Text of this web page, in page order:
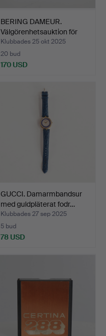
BERING DAMEUR.
Välgörenhetsauktion för
Kæk…
Klubbades 25 okt 2025
20 bud
170 USD
GUCCI. Damarmbandsur
med guldpläterat fodr…
Klubbades 27 sep 2025
5 bud
78 USD